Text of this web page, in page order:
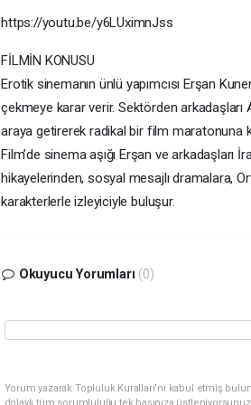
https://youtu.be/y6LUximnJss
FİLMİN KONUSU
Erotik sinemanın ünlü yapımcısı Erşan
çekmeye karar verir. Sektörden arkadaşları
araya getirerek radikal bir film maratonuna
Film’de sinema aşığı Erşan ve
hikayelerinden, sosyal mesajlı dramalara,
karakterlerle izleyiciyle buluşur.
Okuyucu Yorumları (0)
Yorum yazarak Topluluk Kuralları’nı kabul etmiş